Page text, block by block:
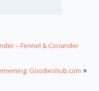
– Fennel & Coriander
Goodieshub.com »